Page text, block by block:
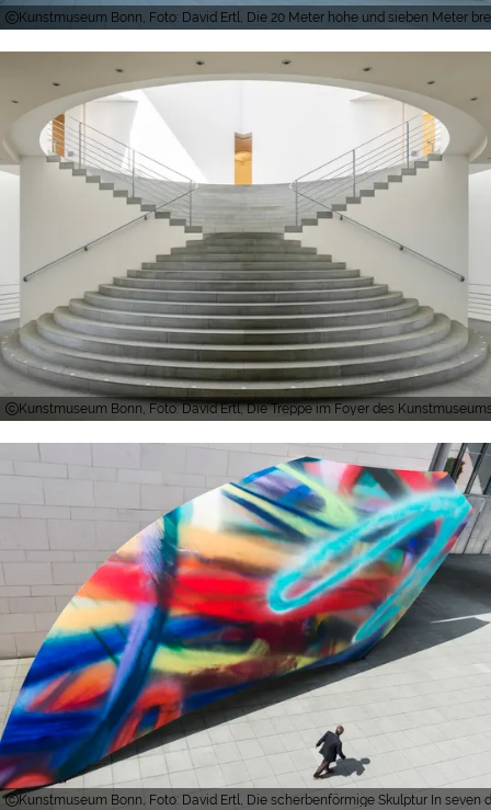
Kunstmuseum Bonn, Foto: David Ertl, Die 20 Meter hohe und sieben Meter
Kunstmuseum Bonn, Foto: David Ertl, Die Treppe im Foyer des
Kunstmuseum Bonn, Foto: David Ertl, Die scherbenförmige Skulptur In